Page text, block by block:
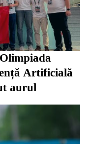
Artificială
aurul